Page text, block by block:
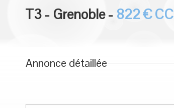
Annonce détaillée
T3 - Grenoble- 822 €CC